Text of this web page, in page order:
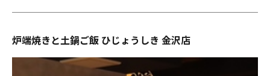
炉端焼きと土鍋ご飯 ひじょうしき 金沢店